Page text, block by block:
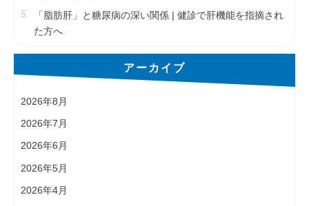
「脂肪肝」と糖尿病の深い関係 | 健診で肝機能を指摘され
た方へ
アーカイブ
2026年8月
2026年7月
2026年6月
2026年5月
2026年4月